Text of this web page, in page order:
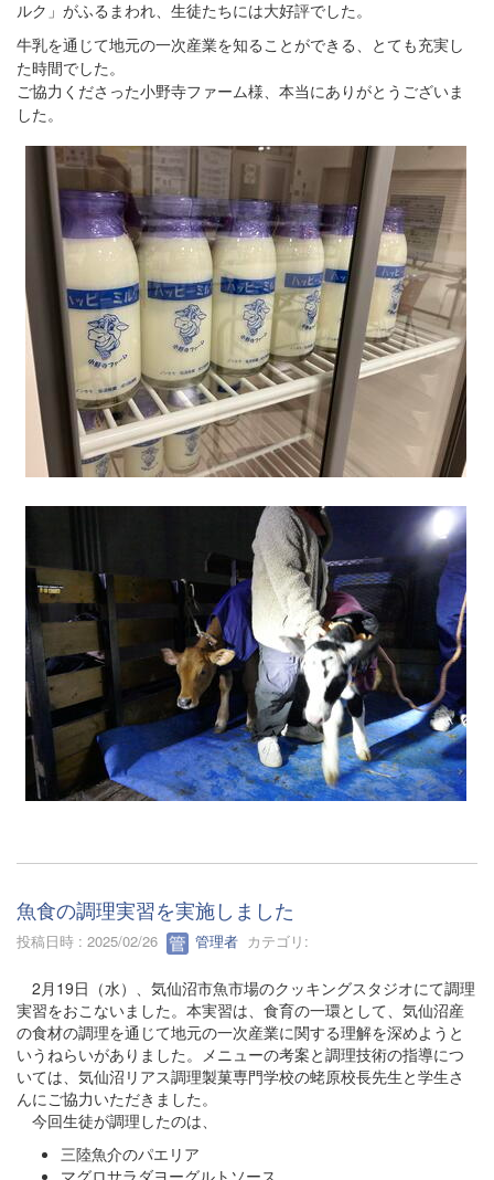
ルク」がふるまわれ、生徒たちには大好評でした。
牛乳を通じて地元の一次産業を知ることができる、とても充実し
た時間でした。
ご協力くださった小野寺ファーム様、本当にありがとうございま
した。
魚食の調理実習を実施しました
投稿日時 : 2025/02/26 管理者 カテゴリ:
2月19日（水）、気仙沼市魚市場のクッキングスタジオにて調理
実習をおこないました。本実習は、食育の一環として、気仙沼産
の食材の調理を通じて地元の一次産業に関する理解を深めようと
いうねらいがありました。メニューの考案と調理技術の指導につ
いては、気仙沼リアス調理製菓専門学校の蛯原校長先生と学生さ
んにご協力いただきました。
今回生徒が調理したのは、
三陸魚介のパエリア
マグロサラダヨーグルトソース